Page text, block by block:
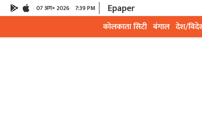
07 अग॰ 2026 7:39 PM Epaper
कोलकाता सिटी बंगाल देश/